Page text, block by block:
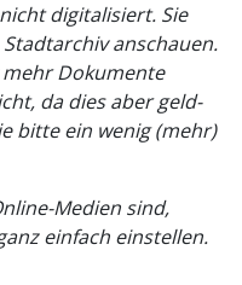
digitalisiert. Sie
anschauen.
Dokumente
da dies aber geld-
bitte ein wenig (mehr)
Medien sind,
einfach einstellen.